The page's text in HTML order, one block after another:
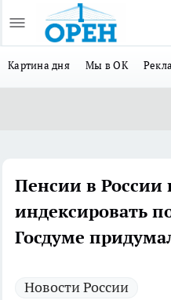
Картина дня Мы в ОК
Пенсии в России
индексировать
Госдуме
Новости России